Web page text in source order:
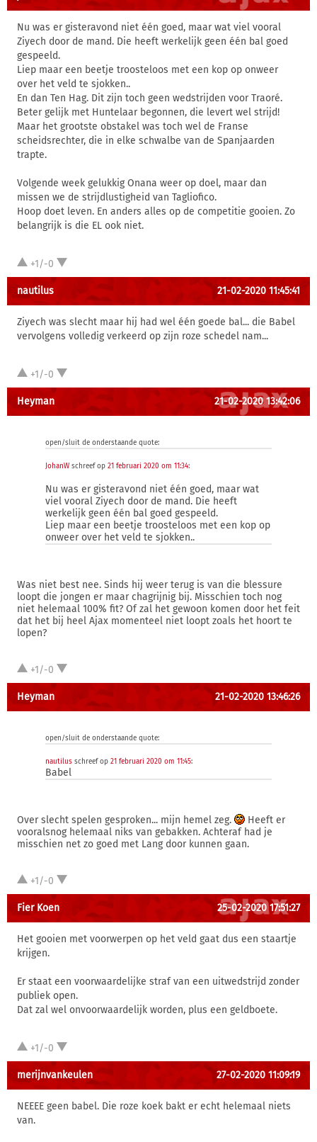
Nu was er gisteravond niet één goed, maar wat viel vooral
Ziyech door de mand. Die heeft werkelijk geen één bal goed
gespeeld.
Liep maar een beetje troosteloos met een kop op onweer
over het veld te sjokken..
En dan Ten Hag. Dit zijn toch geen wedstrijden voor Traoré.
Beter gelijk met Huntelaar begonnen, die levert wel strijd!
Maar het grootste obstakel was toch wel de Franse
scheidsrechter, die in elke schwalbe van de Spanjaarden
trapte.
Volgende week gelukkig Onana weer op doel, maar dan
missen we de strijdlustigheid van Tagliofico.
Hoop doet leven. En anders alles op de competitie gooien. Zo
belangrijk is die EL ook niet.
+1/-0
nautilus 21-02-2020 11:45:41
Ziyech was slecht maar hij had wel één goede bal... die Babel
vervolgens volledig verkeerd op zijn roze schedel nam...
+1/-0
Heyman 21-02-2020 13:42:06
open/sluit de onderstaande quote:
JohanW schreef op 21 februari 2020 om 11:34:
Nu was er gisteravond niet één goed, maar wat
viel vooral Ziyech door de mand. Die heeft
werkelijk geen één bal goed gespeeld.
Liep maar een beetje troosteloos met een kop op
onweer over het veld te sjokken..
Was niet best nee. Sinds hij weer terug is van die blessure
loopt die jongen er maar chagrijnig bij. Misschien toch nog
niet helemaal 100% fit? Of zal het gewoon komen door het feit
dat het bij heel Ajax momenteel niet loopt zoals het hoort te
lopen?
+1/-0
Heyman 21-02-2020 13:46:26
open/sluit de onderstaande quote:
nautilus schreef op 21 februari 2020 om 11:45:
Babel
Over slecht spelen gesproken... mijn hemel zeg.
Heeft er
vooralsnog helemaal niks van gebakken. Achteraf had je
misschien net zo goed met Lang door kunnen gaan.
+1/-0
Fier Koen 25-02-2020 17:51:27
Het gooien met voorwerpen op het veld gaat dus een staartje
krijgen.
Er staat een voorwaardelijke straf van een uitwedstrijd zonder
publiek open.
Dat zal wel onvoorwaardelijk worden, plus een geldboete.
+1/-0
merijnvankeulen 27-02-2020 11:09:19
NEEEE geen babel. Die roze koek bakt er echt helemaal niets
van.